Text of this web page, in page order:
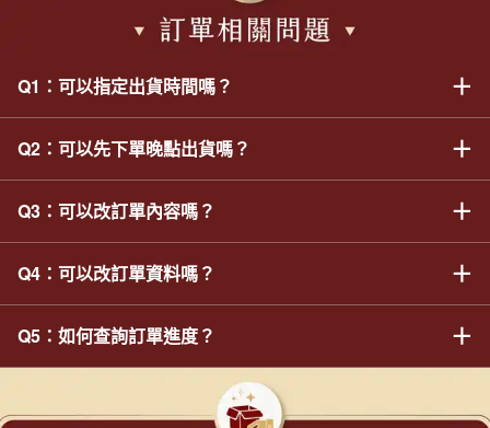
Q1：可以指定出貨時間嗎？ ＋
因台灣所有物流公司均無法指定到貨日期或到貨時間，故我們也無
會盡力與物流公司協調，但無法保證一定可滿足您的需求，最終到
貨日期/到貨時間仍需依實際配送情況而定。
Q2：可以先下單晚點出貨嗎？ ＋
如有延遲出貨需求，請於下標後於備註欄位提醒需延遲出貨，後續
天內出貨完成；若您未主動通知，此筆訂單會繼續為您保留，我們
將不會採取任何動作。
Q3：可以改訂單內容嗎？ ＋
請您第一時間聯繫我們，我們會為您查詢訂單即時狀況。若尚未進
Q4：可以改訂單資料嗎？ ＋
請您第一時間聯繫我們，我們會為您查詢訂單即時狀況。若尚未進
供您物流單號，隨您自行與下標時選擇的物流公司聯繫。
Q5：如何查詢訂單進度？ ＋
訂單成立後，若您的訂單狀態有所變更，我們會於您的訂單頁面訊
息欄位中留言，並同步發送Email通知。故請下單時務必留下可正